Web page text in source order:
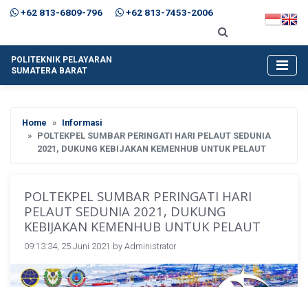
+62 813-6809-796 +62 813-7453-2006
POLITEKNIK PELAYARAN
SUMATERA BARAT
Home
Informasi
POLTEKPEL SUMBAR PERINGATI HARI PELAUT SEDUNIA
2021, DUKUNG KEBIJAKAN KEMENHUB UNTUK PELAUT
POLTEKPEL SUMBAR PERINGATI HARI
PELAUT SEDUNIA 2021, DUKUNG
KEBIJAKAN KEMENHUB UNTUK PELAUT
09:13:34, 25 Juni 2021 by Administrator